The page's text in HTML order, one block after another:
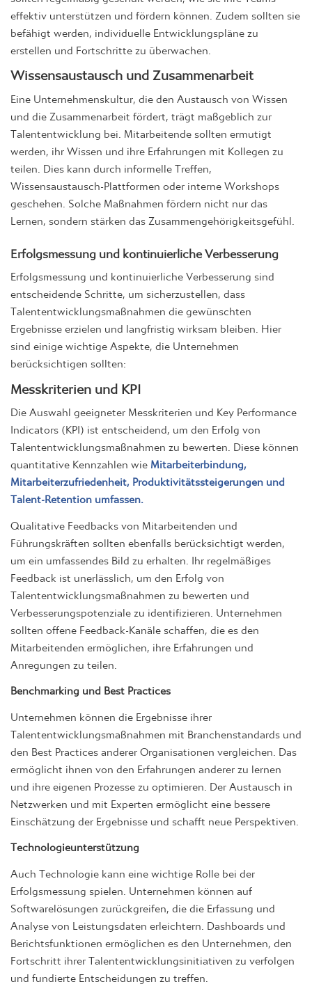
effektiv unterstützen und fördern können. Zudem sollten sie
befähigt werden, individuelle Entwicklungspläne zu
erstellen und Fortschritte zu überwachen.
Wissensaustausch und Zusammenarbeit
Eine Unternehmenskultur, die den Austausch von Wissen
und die Zusammenarbeit fördert, trägt maßgeblich zur
Talententwicklung bei. Mitarbeitende sollten ermutigt
werden, ihr Wissen und ihre Erfahrungen mit Kollegen zu
teilen. Dies kann durch informelle Treffen,
Wissensaustausch-Plattformen oder interne Workshops
geschehen. Solche Maßnahmen fördern nicht nur das
Lernen, sondern stärken das Zusammengehörigkeitsgefühl.
Erfolgsmessung und kontinuierliche Verbesserung
Erfolgsmessung und kontinuierliche Verbesserung sind
entscheidende Schritte, um sicherzustellen, dass
Talententwicklungsmaßnahmen die gewünschten
Ergebnisse erzielen und langfristig wirksam bleiben. Hier
sind einige wichtige Aspekte, die Unternehmen
berücksichtigen sollten:
Messkriterien und KPI
Die Auswahl geeigneter Messkriterien und Key Performance
Indicators (KPI) ist entscheidend, um den Erfolg von
Talententwicklungsmaßnahmen zu bewerten. Diese können
quantitative Kennzahlen wieMitarbeiterbindung,
Mitarbeiterzufriedenheit, Produktivitätssteigerungen und
Talent-Retention umfassen.
Qualitative Feedbacks von Mitarbeitenden und
Führungskräften sollten ebenfalls berücksichtigt werden,
um ein umfassendes Bild zu erhalten. Ihr regelmäßiges
Feedback ist unerlässlich, um den Erfolg von
Talententwicklungsmaßnahmen zu bewerten und
Verbesserungspotenziale zu identifizieren. Unternehmen
sollten offene Feedback-Kanäle schaffen, die es den
Mitarbeitenden ermöglichen, ihre Erfahrungen und
Anregungen zu teilen.
Benchmarking und Best Practices
Unternehmen können die Ergebnisse ihrer
Talententwicklungsmaßnahmen mit Branchenstandards und
den Best Practices anderer Organisationen vergleichen. Das
ermöglicht ihnen von den Erfahrungen anderer zu lernen
und ihre eigenen Prozesse zu optimieren. Der Austausch in
Netzwerken und mit Experten ermöglicht eine bessere
Einschätzung der Ergebnisse und schafft neue Perspektiven.
Technologieunterstützung
Auch Technologie kann eine wichtige Rolle bei der
Erfolgsmessung spielen. Unternehmen können auf
Softwarelösungen zurückgreifen, die die Erfassung und
Analyse von Leistungsdaten erleichtern. Dashboards und
Berichtsfunktionen ermöglichen es den Unternehmen, den
Fortschritt ihrer Talententwicklungsinitiativen zu verfolgen
und fundierte Entscheidungen zu treffen.